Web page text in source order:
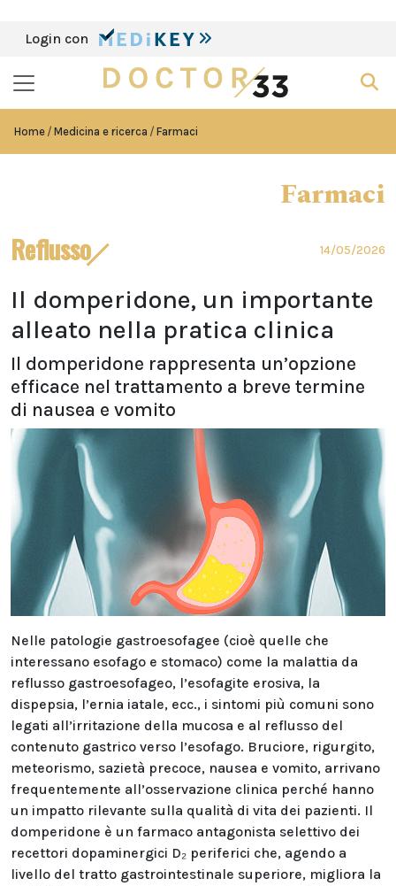
Login con
Home Medicina e ricerca Farmaci
Farmaci
Reflusso 14/05/2026
Il domperidone, un importante
alleato nella pratica clinica
Il domperidone rappresenta un’opzione
efficace nel trattamento a breve termine
di nausea e vomito
Nelle patologie gastroesofagee (cioè quelle che
interessano esofago e stomaco) come la malattia da
reflusso gastroesofageo, l’esofagite erosiva, la
dispepsia, l’ernia iatale, ecc., i sintomi più comuni sono
legati all’irritazione della mucosa e al reflusso del
contenuto gastrico verso l’esofago. Bruciore, rigurgito,
meteorismo, sazietà precoce, nausea e vomito, arrivano
frequentemente all’osservazione clinica perché hanno
un impatto rilevante sulla qualità di vita dei pazienti. Il
domperidone è un farmaco antagonista selettivo dei
recettori dopaminergici D₂ periferici che, agendo a
livello del tratto gastrointestinale superiore, migliora la